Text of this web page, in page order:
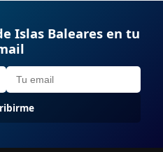
Islas Baleares en tu